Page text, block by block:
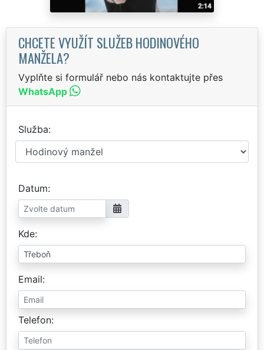
CHCETE VYUŽÍT SLUŽEB HODINOVÉHO
MANŽELA?
Vyplňte si formulář nebo nás kontaktujte přes
WhatsApp
Služba
Datum
Kde
Email
Telefon